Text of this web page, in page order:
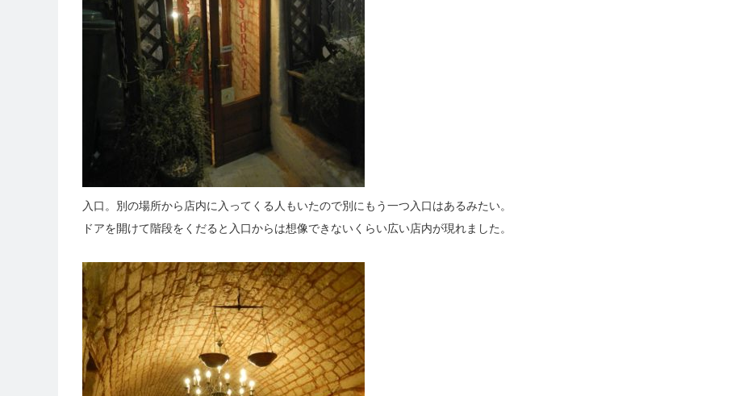
入口。別の場所から店内に入ってくる人もいたので別にもう一つ入口はあるみたい。
ドアを開けて階段をくだると入口からは想像できないくらい広い店内が現れました。